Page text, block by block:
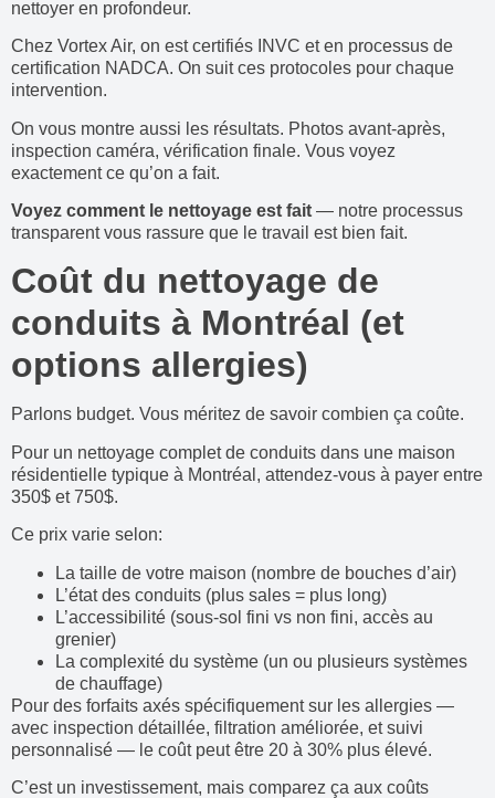
nettoyer en profondeur.
Chez Vortex Air, on est certifiés INVC et en processus de
certification NADCA. On suit ces protocoles pour chaque
intervention.
On vous montre aussi les résultats. Photos avant-après,
inspection caméra, vérification finale. Vous voyez
exactement ce qu’on a fait.
Voyez comment le nettoyage est fait — notre processus
transparent vous rassure que le travail est bien fait.
Coût du nettoyage de
conduits à Montréal (et
options allergies)
Parlons budget. Vous méritez de savoir combien ça coûte.
Pour un nettoyage complet de conduits dans une maison
résidentielle typique à Montréal, attendez-vous à payer entre
350$ et 750$.
Ce prix varie selon:
La taille de votre maison (nombre de bouches d’air)
L’état des conduits (plus sales = plus long)
L’accessibilité (sous-sol fini vs non fini, accès au
grenier)
La complexité du système (un ou plusieurs systèmes
de chauffage)
Pour des forfaits axés spécifiquement sur les allergies —
avec inspection détaillée, filtration améliorée, et suivi
personnalisé — le coût peut être 20 à 30% plus élevé.
C’est un investissement, mais comparez ça aux coûts